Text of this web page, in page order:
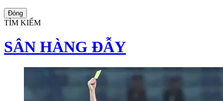
Đóng
TÌM KIẾM
SÂN HÀNG ĐẪY